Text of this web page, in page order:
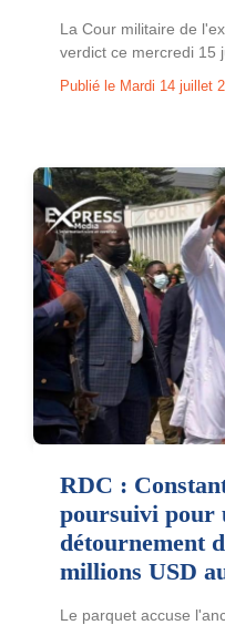
La Cour militaire de
verdict ce mercredi 15
Publié le Mardi 14 juillet
RDC :
poursuivi pour
détournement
millions USD
Le parquet accuse